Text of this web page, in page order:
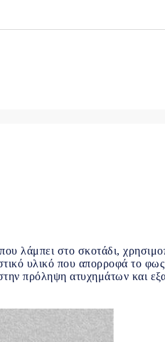
λάμπει στο σκοτάδι,
υλικό που απορροφά το
πρόληψη ατυχημάτων και